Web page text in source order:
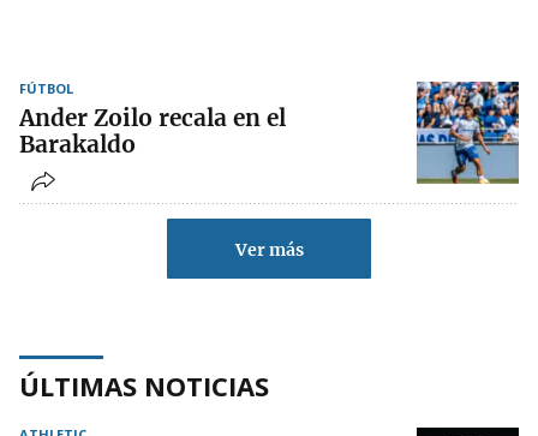
FÚTBOL
Ander Zoilo recala en el
Barakaldo
Ver más
ÚLTIMAS NOTICIAS